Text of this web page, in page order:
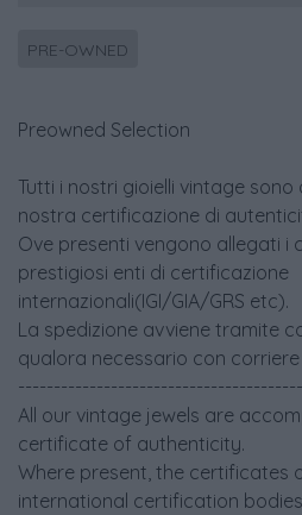
PRE-OWNED
Preowned Selection
Tutti i nostri gioielli vintage
nostra certificazione di
Ove presenti vengono allegati i
prestigiosi enti di certificazione
internazionali(IGI/GIA/GRS etc).
La spedizione avviene tramite
qualora necessario con
All our vintage jewels are
certificate of authenticity.
Where present, the certificates
international certification